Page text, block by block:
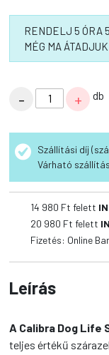
RENDELJ 5 ÓRA
MÉG MA
-
Calibra
Dog
Starter
&
Puppy
Fresh
Beef
kutyatáp
12
kg
mennyiség
+ db
Szállítási díj
Várható
14 980 Ft felett
20 980 Ft felett
Fizetés: Online
Leírás
A Calibra Dog
teljes értékű